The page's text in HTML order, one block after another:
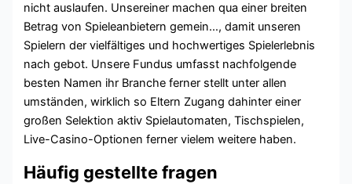
nicht auslaufen. Unsereiner machen qua einer breiten
Betrag von Spieleanbietern gemein…, damit unseren
Spielern der vielfältiges und hochwertiges Spielerlebnis
nach gebot. Unsere Fundus umfasst nachfolgende
besten Namen ihr Branche ferner stellt unter allen
umständen, wirklich so Eltern Zugang dahinter einer
großen Selektion aktiv Spielautomaten, Tischspielen,
Live-Casino-Optionen ferner vielem weitere haben.
Häufig gestellte fragen